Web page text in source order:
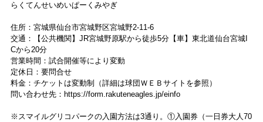
らくてんせいめいぱーくみやぎ
住所：宮城県仙台市宮城野区宮城野2-11-6
交通：【公共機関】JR宮城野原駅から徒歩5分【車】東北道仙台宮城I
Cから20分
営業時間：試合開催等により変動
定休日：要問合せ
料金：チケットは変動制（詳細は球団ＷＥＢサイトを参照）
問い合わせ先：https://form.rakuteneagles.jp/einfo
※スマイルグリコパークの入園方法は3通り。①入園券（一日券大人70